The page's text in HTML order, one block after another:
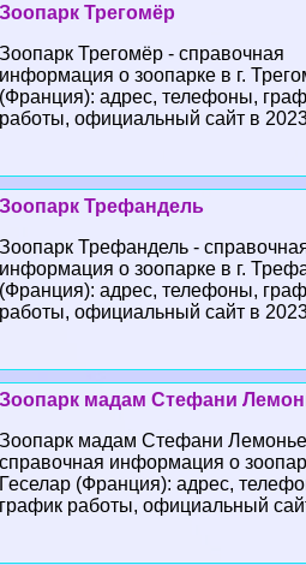
Зоопарк Трегомёр
Зоопарк Трегомёр - справочная
информация о зоопарке в г.
(Франция): адрес, телефоны,
работы, официальный сайт в 2023
Зоопарк Трефандель
Зоопарк Трефандель -
информация о зоопарке в г.
(Франция): адрес, телефоны,
работы, официальный сайт в 2023
Зоопарк мадам Стефани
Зоопарк мадам Стефани
справочная информация о
Геселар (Франция): адрес,
график работы, официальный